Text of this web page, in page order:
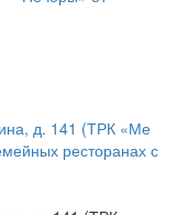
ресторанах с